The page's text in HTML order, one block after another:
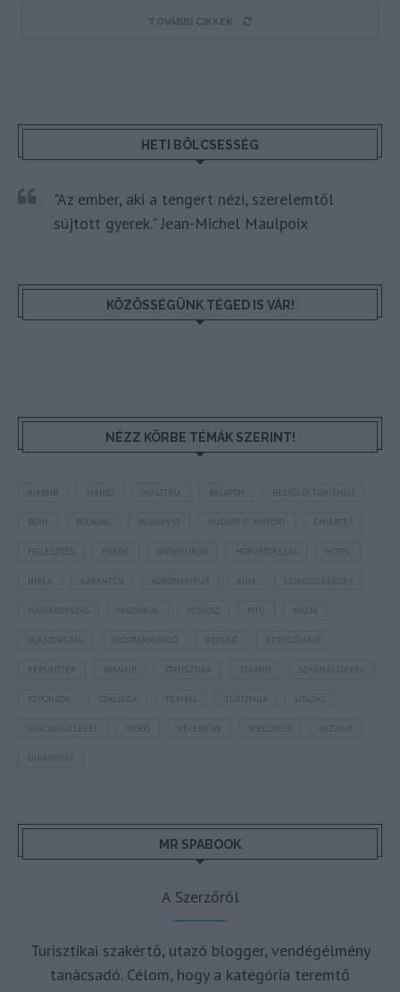
TOVÁBBI CIKKEK
HETI BÖLCSESSÉG
"Az ember, aki a tengert nézi, szerelemtől
sújtott gyerek." Jean-Michel Maulpoix
KÖZÖSSÉGÜNK TÉGED IS VÁR!
NÉZZ KÖRBE TÉMÁK SZERINT!
AUSZTRIA BALATON BELFÖLDI TURIZMUS
BUDAPEST BUDAPEST AIRPORT EMIRATES
FEJLESZTÉS HORVÁTORSZÁG HOTEL
KARANTÉN LÉGIKÖZLEKEDÉS
MAGYARORSZÁG MTÜ MÁLTA
OLASZORSZÁG REPÜLŐJÁRAT
REPÜLŐTÉR STATISZTIKA STRAND SZAKMAI CIKKEK
SZPONZOR SZÁLLODA TERMÁL TURIZMUS UTAZÁS
VAKCINAÚTLEVÉL WIZZAIR
ÚJRANYITÁS
MR SPABOOK
A Szerzőről
Turisztikai szakértő, utazó blogger, vendégélmény
tanácsadó. Célom, hogy a kategória teremtő